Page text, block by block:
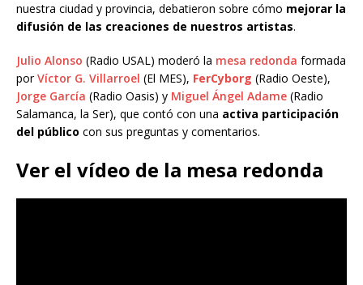
nuestra ciudad y provincia, debatieron sobre cómo mejorar la
difusión de las creaciones de nuestros artistas.
Julio Alonso (Radio USAL) moderó la mesa redonda formada
porVíctor G. Villarroel (El MES), FerCyborg (Radio Oeste),
Jorge García (Radio Oasis) y Miguel Ángel Adame (Radio
Salamanca, la Ser), que contó con una activa participación
del público con sus preguntas y comentarios.
Ver el vídeo de la mesa redonda